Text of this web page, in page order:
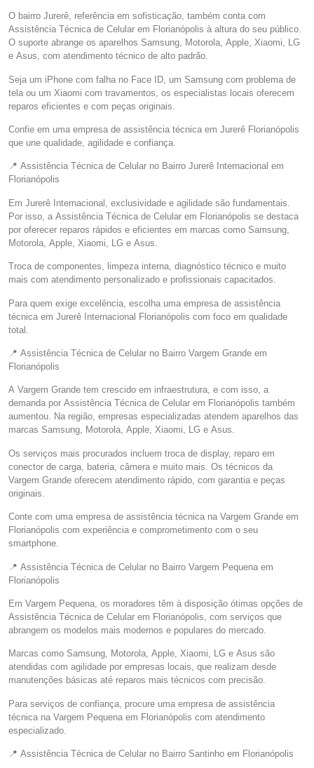
O bairro Jurerê, referência em sofisticação, também conta com
Assistência Técnica de Celular em Florianópolis à altura do seu público.
O suporte abrange os aparelhos Samsung, Motorola, Apple, Xiaomi, LG
e Asus, com atendimento técnico de alto padrão.
Seja um iPhone com falha no Face ID, um Samsung com problema de
tela ou um Xiaomi com travamentos, os especialistas locais oferecem
reparos eficientes e com peças originais.
Confie em uma empresa de assistência técnica em Jurerê Florianópolis
que une qualidade, agilidade e confiança.
📍 Assistência Técnica de Celular no Bairro Jurerê Internacional em
Florianópolis
Em Jurerê Internacional, exclusividade e agilidade são fundamentais.
Por isso, a Assistência Técnica de Celular em Florianópolis se destaca
por oferecer reparos rápidos e eficientes em marcas como Samsung,
Motorola, Apple, Xiaomi, LG e Asus.
Troca de componentes, limpeza interna, diagnóstico técnico e muito
mais com atendimento personalizado e profissionais capacitados.
Para quem exige excelência, escolha uma empresa de assistência
técnica em Jurerê Internacional Florianópolis com foco em qualidade
total.
📍 Assistência Técnica de Celular no Bairro Vargem Grande em
Florianópolis
A Vargem Grande tem crescido em infraestrutura, e com isso, a
demanda por Assistência Técnica de Celular em Florianópolis também
aumentou. Na região, empresas especializadas atendem aparelhos das
marcas Samsung, Motorola, Apple, Xiaomi, LG e Asus.
Os serviços mais procurados incluem troca de display, reparo em
conector de carga, bateria, câmera e muito mais. Os técnicos da
Vargem Grande oferecem atendimento rápido, com garantia e peças
originais.
Conte com uma empresa de assistência técnica na Vargem Grande em
Florianópolis com experiência e comprometimento com o seu
smartphone.
📍 Assistência Técnica de Celular no Bairro Vargem Pequena em
Florianópolis
Em Vargem Pequena, os moradores têm à disposição ótimas opções de
Assistência Técnica de Celular em Florianópolis, com serviços que
abrangem os modelos mais modernos e populares do mercado.
Marcas como Samsung, Motorola, Apple, Xiaomi, LG e Asus são
atendidas com agilidade por empresas locais, que realizam desde
manutenções básicas até reparos mais técnicos com precisão.
Para serviços de confiança, procure uma empresa de assistência
técnica na Vargem Pequena em Florianópolis com atendimento
especializado.
📍 Assistência Técnica de Celular no Bairro Santinho em Florianópolis